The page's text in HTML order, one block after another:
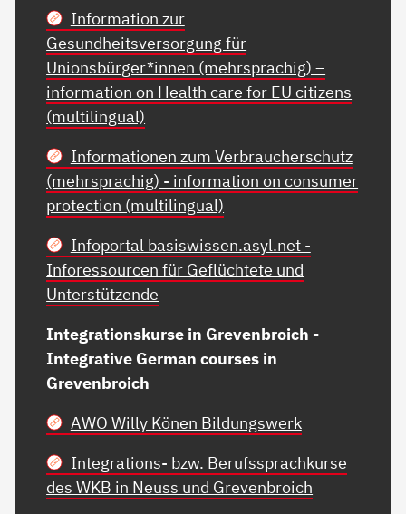
Information zur
Gesundheitsversorgung für
Unionsbürger*innen (mehrsprachig) –
information on Health care for EU citizens
(multilingual)
Informationen zum Verbraucherschutz
(mehrsprachig) - information on consumer
protection (multilingual)
Infoportal basiswissen.asyl.net -
Inforessourcen für Geflüchtete und
Unterstützende
Integrationskurse in Grevenbroich -
Integrative German courses in
Grevenbroich
AWO Willy Könen Bildungswerk
Integrations- bzw. Berufssprachkurse
des WKB in Neuss und Grevenbroich